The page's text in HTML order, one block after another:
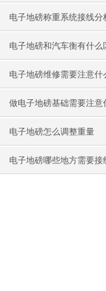
些
电子地磅称重系统接线分
电子地磅和汽车衡有什么
电子地磅维修需要注意什
做电子地磅基础需要注意
电子地磅怎么调整重量
电子地磅哪些地方需要接